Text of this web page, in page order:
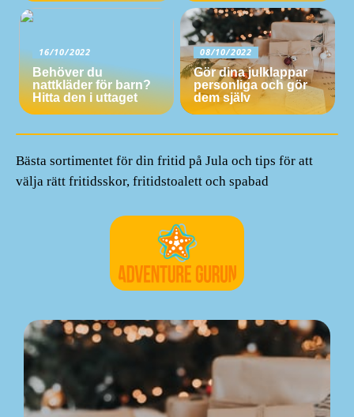
16/10/2022
Behöver du
nattkläder för barn?
Hitta den i uttaget
08/10/2022
Gör dina julklappar
personliga och gör
dem själv
Bästa sortimentet för din fritid på Jula och tips för att
välja rätt fritidsskor, fritidstoalett och spabad